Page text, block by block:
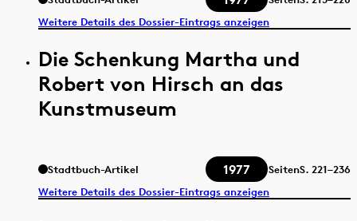
Weitere Details des Dossier-Eintrags anzeigen
Die Schenkung Martha und
Robert von Hirsch an das
Kunstmuseum
Stadtbuch-Artikel 1977 SeitenS. 221–236
Weitere Details des Dossier-Eintrags anzeigen